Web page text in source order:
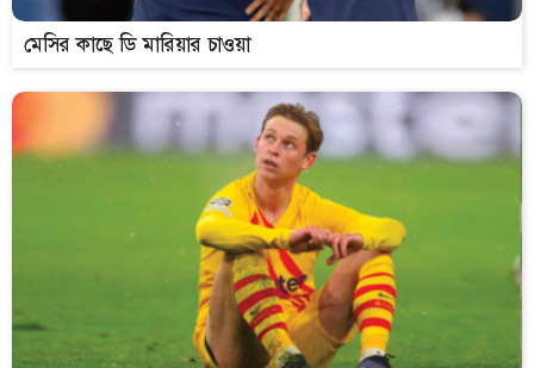
মেসির কাছে ডি মারিয়ার চাওয়া